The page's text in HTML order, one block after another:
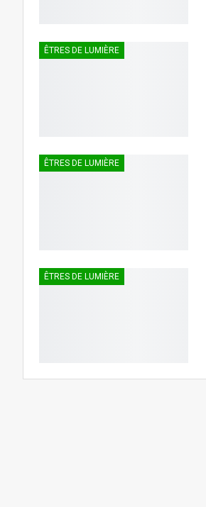
ÊTRES DE LUMIÈRE
ÊTRES DE LUMIÈRE
ÊTRES DE LUMIÈRE